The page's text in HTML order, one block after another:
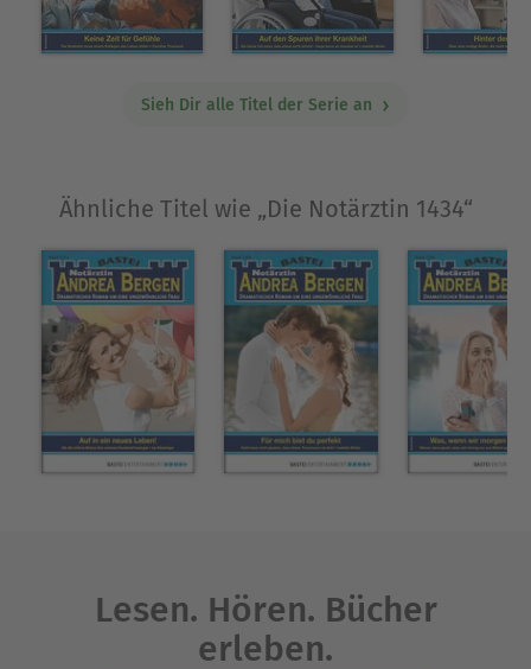
Sieh Dir alle Titel der Serie an
Ähnliche Titel wie „Die Notärztin 1434“
Lesen. Hören. Bücher
erleben.